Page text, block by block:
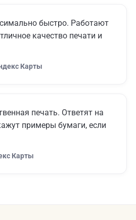
быстро. Работают
качество печати и
Карты
печать. Ответят на
примеры бумаги, если
Карты